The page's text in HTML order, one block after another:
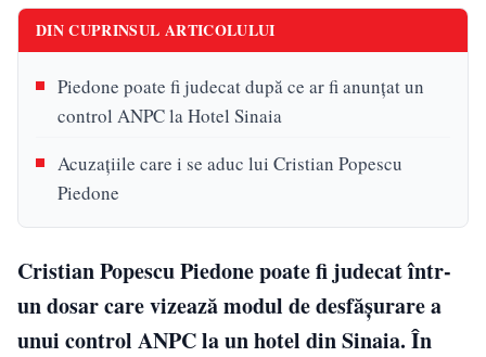
DIN CUPRINSUL ARTICOLULUI
Piedone poate fi judecat după ce ar fi anunțat un
control ANPC la Hotel Sinaia
Acuzațiile care i se aduc lui Cristian Popescu
Piedone
Cristian Popescu Piedone poate fi judecat într-
un dosar care vizează modul de desfășurare a
unui control ANPC la un hotel din Sinaia. În